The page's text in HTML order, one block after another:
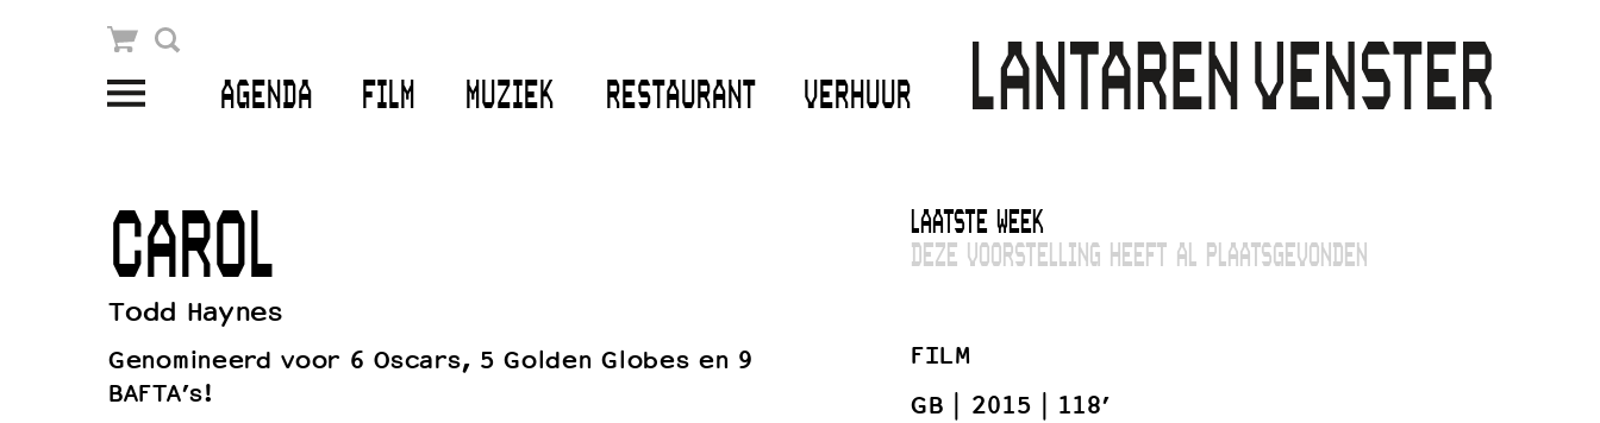
AGENDA FILM MUZIEK RESTAURANT VERHUUR
Winkelmandje
Openingstijden & contact
Bereikbaarheid
Kaartverkoop
EDUCATIE
CAROL
Todd Haynes
Genomineerd voor 6 Oscars, 5 Golden Globes en 9
BAFTA’s!
LAATSTE WEEK
DEZE VOORSTELLING HEEFT AL PLAATSGEVONDEN
FILM
GB
2015
118’